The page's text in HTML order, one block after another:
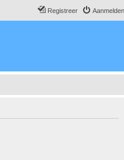
Aanmelden
Registreer